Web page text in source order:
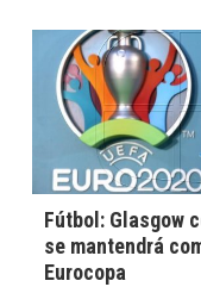
Fútbol: Glasgow
se mantendrá
Eurocopa